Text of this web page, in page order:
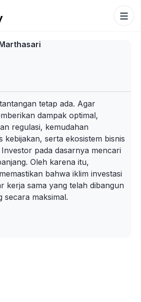
Search
tetap ada. Agar
dampak optimal,
regulasi, kemudahan
kebijakan, serta ekosistem bisnis
pada dasarnya mencari
Oleh karena itu,
bahwa iklim investasi
kerja sama yang telah dibangun
secara maksimal.